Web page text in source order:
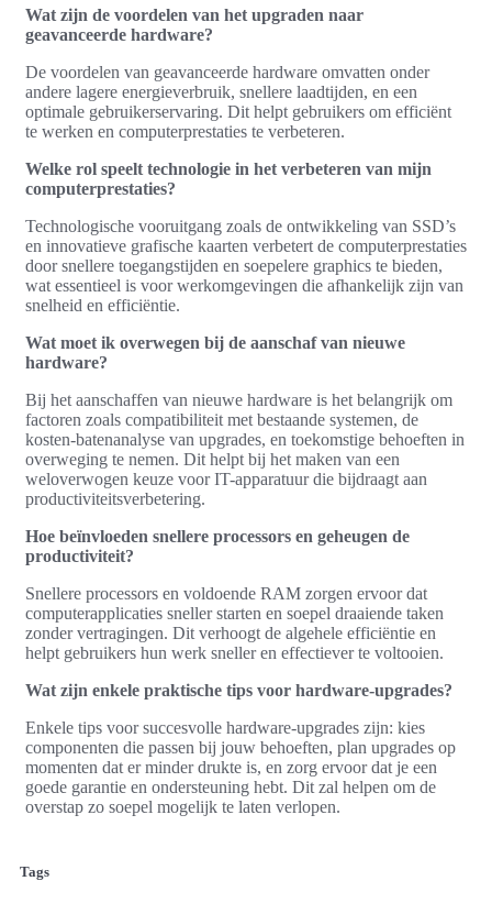
Wat zijn de voordelen van het upgraden naar
geavanceerde hardware?
De voordelen van geavanceerde hardware omvatten onder
andere lagere energieverbruik, snellere laadtijden, en een
optimale gebruikerservaring. Dit helpt gebruikers om efficiënt
te werken en computerprestaties te verbeteren.
Welke rol speelt technologie in het verbeteren van mijn
computerprestaties?
Technologische vooruitgang zoals de ontwikkeling van SSD’s
en innovatieve grafische kaarten verbetert de computerprestaties
door snellere toegangstijden en soepelere graphics te bieden,
wat essentieel is voor werkomgevingen die afhankelijk zijn van
snelheid en efficiëntie.
Wat moet ik overwegen bij de aanschaf van nieuwe
hardware?
Bij het aanschaffen van nieuwe hardware is het belangrijk om
factoren zoals compatibiliteit met bestaande systemen, de
kosten-batenanalyse van upgrades, en toekomstige behoeften in
overweging te nemen. Dit helpt bij het maken van een
weloverwogen keuze voor IT-apparatuur die bijdraagt aan
productiviteitsverbetering.
Hoe beïnvloeden snellere processors en geheugen de
productiviteit?
Snellere processors en voldoende RAM zorgen ervoor dat
computerapplicaties sneller starten en soepel draaiende taken
zonder vertragingen. Dit verhoogt de algehele efficiëntie en
helpt gebruikers hun werk sneller en effectiever te voltooien.
Wat zijn enkele praktische tips voor hardware-upgrades?
Enkele tips voor succesvolle hardware-upgrades zijn: kies
componenten die passen bij jouw behoeften, plan upgrades op
momenten dat er minder drukte is, en zorg ervoor dat je een
goede garantie en ondersteuning hebt. Dit zal helpen om de
overstap zo soepel mogelijk te laten verlopen.
Tags